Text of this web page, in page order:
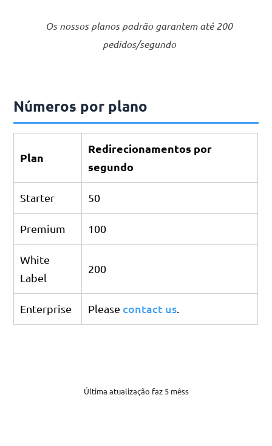
Os nossos planos padrão garantem até 200
pedidos/segundo
Números por plano
Plan
Redirecionamentos por
segundo
Starter 50
Premium 100
White
Label
200
Enterprise Please contact us
Última atualização faz 5 mêss